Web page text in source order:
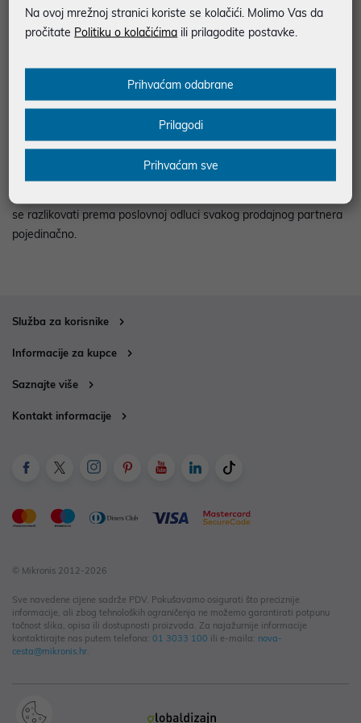
je dostupna kod Samsung prodajnih partnera navedenih u
pravilima promocije.
Uvjete i detalje promocije možete pronaći
*Ponuda vrijedi za sljedeće uređaje: Galaxy S26 Ultra, S26+, S26,
se razlikovati prema poslovnoj odluci svakog prodajnog partnera
pojedinačno.
Služba za korisnike
Informacije za kupce
Saznajte više
Kontakt informacije
© Mikronis 2012-2026
Sve navedene cijene sadrže PDV. Pokušavamo osigurati što preciznije
informacije, ali zbog tehnoloških ograničenja ne možemo garantirati potpunu
točnost slika, opisa ili dostupnosti proizvoda. Za najažurnije informacije
kontaktirajte nas putem telefona: 01 3033 100 ili e-maila: nova-
cesta@mikronis.hr
Na ovoj mrežnoj stranici koriste se kolačići. Molimo Vas da
pročitate Politiku o kolačićima ili prilagodite postavke.
Prihvaćam odabrane
Prilagodi
Prihvaćam sve